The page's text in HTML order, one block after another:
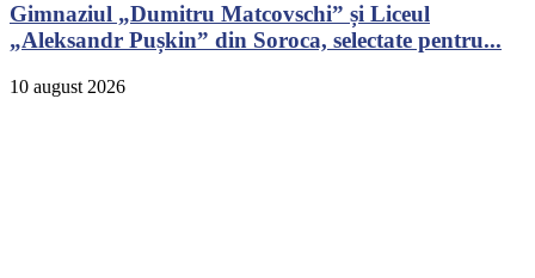
Gimnaziul „Dumitru Matcovschi” și Liceul
„Aleksandr Pușkin” din Soroca, selectate pentru...
10 august 2026